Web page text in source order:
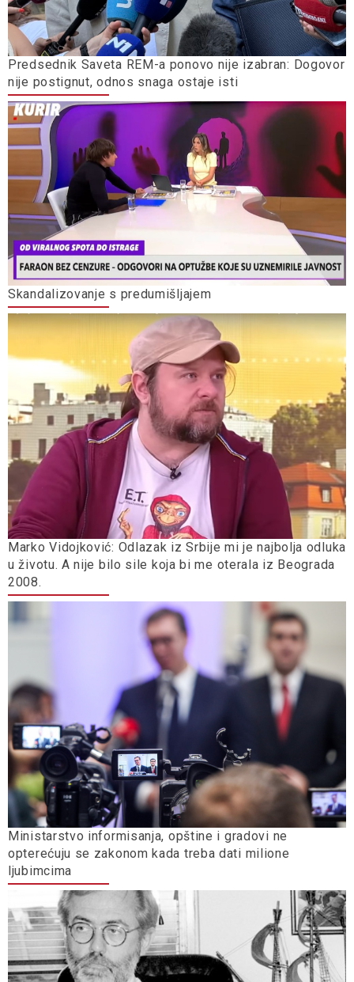
Predsednik Saveta REM-a ponovo nije izabran: Dogovor
nije postignut, odnos snaga ostaje isti
Skandalizovanje s predumišljajem
Marko Vidojković: Odlazak iz Srbije mi je najbolja odluka
u životu. A nije bilo sile koja bi me oterala iz Beograda
2008.
Ministarstvo informisanja, opštine i gradovi ne
opterećuju se zakonom kada treba dati milione
ljubimcima